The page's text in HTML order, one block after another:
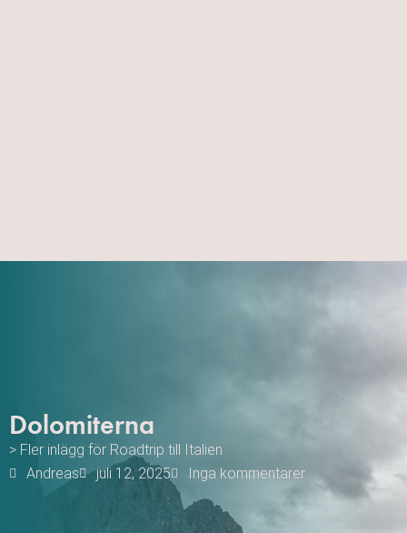
Dolomiterna
> Fler inlägg för Roadtrip till Italien
Andreas
juli 12, 2025 Inga kommentarer